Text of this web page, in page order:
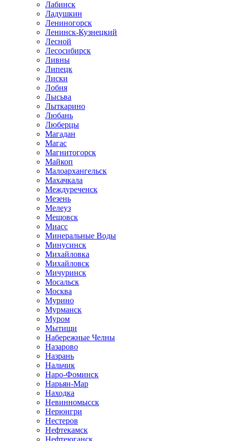
Лабинск
Ладушкин
Лениногорск
Ленинск-Кузнецкий
Лесной
Лесосибирск
Ливны
Липецк
Лиски
Лобня
Лысьва
Лыткарино
Любань
Люберцы
Магадан
Магас
Магнитогорск
Майкоп
Малоархангельск
Махачкала
Междуреченск
Мезень
Мелеуз
Мещовск
Миасс
Минеральные Воды
Минусинск
Михайловка
Михайловск
Мичуринск
Мосальск
Москва
Мурино
Мурманск
Муром
Мытищи
Набережные Челны
Назарово
Назрань
Нальчик
Наро-Фоминск
Нарьян-Мар
Находка
Невинномысск
Нерюнгри
Нестеров
Нефтекамск
Нефтеюганск